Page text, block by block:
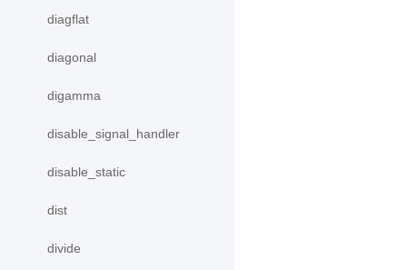
diagflat
diagonal
digamma
disable_signal_handler
disable_static
dist
divide